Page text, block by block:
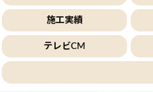
施工実績
テレビCM